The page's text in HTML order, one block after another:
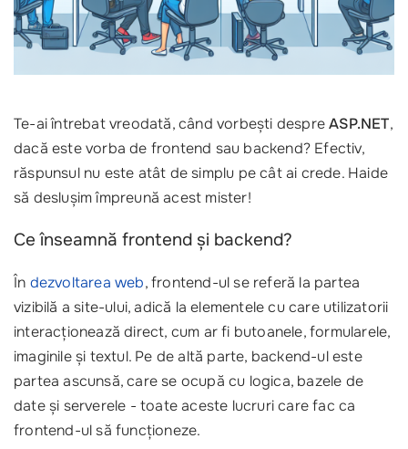
Te-ai întrebat vreodată, când vorbești despreASP.NET,
dacă este vorba de frontend sau backend? Efectiv,
răspunsul nu este atât de simplu pe cât ai crede. Haide
să deslușim împreună acest mister!
Ce înseamnă frontend și backend?
În dezvoltarea web, frontend-ul se referă la partea
vizibilă a site-ului, adică la elementele cu care utilizatorii
interacționează direct, cum ar fi butoanele, formularele,
imaginile și textul. Pe de altă parte, backend-ul este
partea ascunsă, care se ocupă cu logica, bazele de
date și serverele - toate aceste lucruri care fac ca
frontend-ul să funcționeze.